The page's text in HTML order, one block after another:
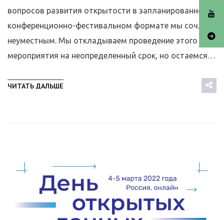
вопросов развития открытости в запланированном
конференционно-фестивальном формате мы сочли
неуместным. Мы откладываем проведение этого
мероприятия на неопределенный срок, но остаемся…
ЧИТАТЬ ДАЛЬШЕ